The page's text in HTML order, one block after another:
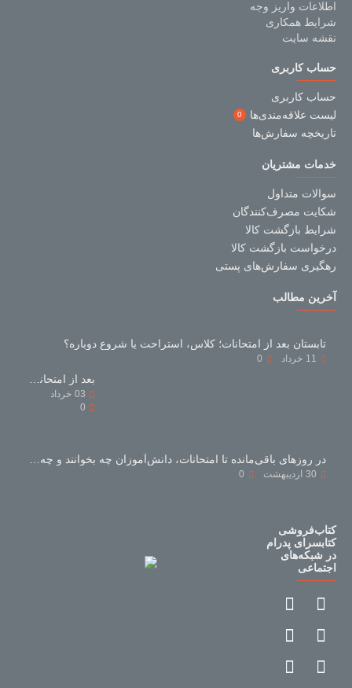
اطلاعات واریز وجه
شرایط همکاری
نقشه سایت
حساب کاربری
حساب کاربری
لیست علاقه‌مندی‌ها
0
تاریخچه سفارش‌ها
خدمات مشتریان
سوالات متداول
شکایت مصرف‌کنندگان
شرایط بازگشت کالا
درخواست بازگشت کالا
رهگیری سفارش‌های پستی
آخرین مطالب
تابستان بعد از امتحانات؛ کلاس، استراحت یا شروع دوباره؟
11 خرداد 0
03 خرداد
0
30 اردیبهشت 0
کتاب‌فروشی
کتابسرای پدرام
در شبکه‌های
اجتماعی